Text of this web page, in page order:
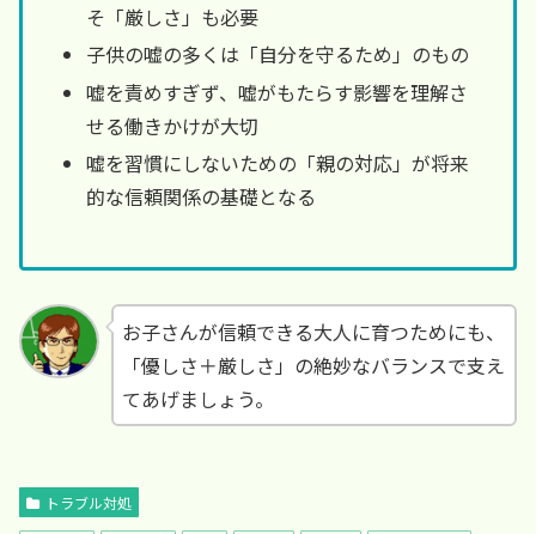
そ「厳しさ」も必要
子供の嘘の多くは「自分を守るため」のもの
嘘を責めすぎず、嘘がもたらす影響を理解さ
せる働きかけが大切
嘘を習慣にしないための「親の対応」が将来
的な信頼関係の基礎となる
お子さんが信頼できる大人に育つためにも、
「優しさ＋厳しさ」の絶妙なバランスで支え
てあげましょう。
トラブル対処